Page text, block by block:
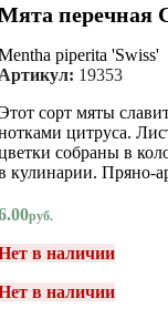
перечная
piperita 'Swiss'
19353
сорт мяты
цитруса.
собраны в
кулинарии. Пряно-
руб.
в наличии
в наличии